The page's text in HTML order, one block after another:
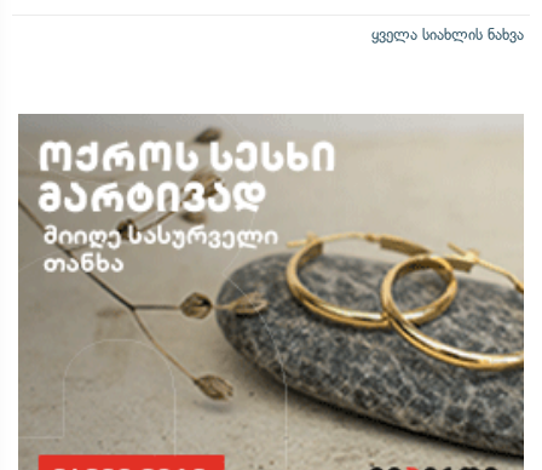
ყველა სიახლის ნახვა